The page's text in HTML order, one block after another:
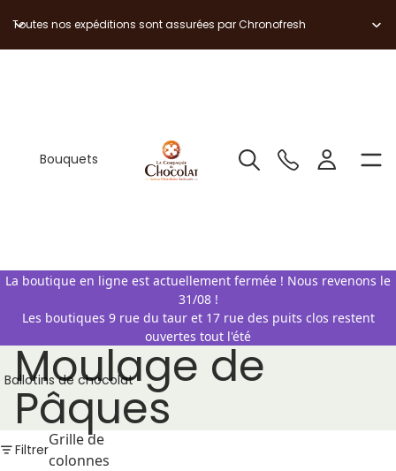
Toutes nos expéditions sont assurées par Chronofresh
Bouquets
Ballotins de chocolat
La boutique en ligne est actuellement fermée ! Nous revenons le
31/08 !
Les boutiques 9 rue du taur et 17 rue des puits clos restent
ouvertes tout l'été
Moulage de
Pâques
Filtrer
Grille de
colonnes